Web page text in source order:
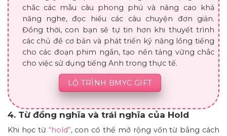
chắc các mẫu câu phong phú và nâng cao khả
năng nghe, đọc hiểu các câu chuyện đơn giản.
Đồng thời, con bạn sẽ tự tin hơn khi thuyết trình
các chủ đề cơ bản và phát triển kỹ năng lồng tiếng
cho các đoạn phim ngắn, tạo nền tảng vững chắc
cho việc sử dụng tiếng Anh trong thực tế.
LỘ TRÌNH BMYC GIFT
4. Từ đồng nghĩa và trái nghĩa của Hold
Khi học từ “hold”, con có thể mở rộng vốn từ bằng cách